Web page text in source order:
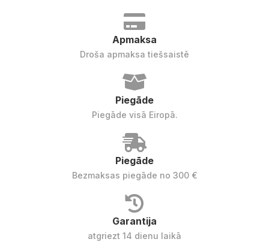
Apmaksa
Droša apmaksa tiešsaistē
Piegāde
Piegāde visā Eiropā.
Piegāde
Bezmaksas piegāde no 300 €
Garantija
atgriezt 14 dienu laikā